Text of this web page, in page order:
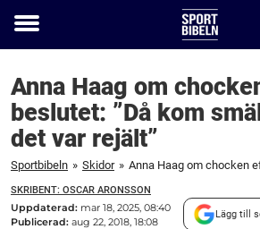
Toggle
Anna Haag om
beslutet: ”Då kom
det var rejält”
Sportbibeln » Skidor »
SKRIBENT: OSCAR ARONSSON
Uppdaterad: mar 18, 2025, 08:40
Publicerad: aug 22, 2018, 18:08
Lägg till